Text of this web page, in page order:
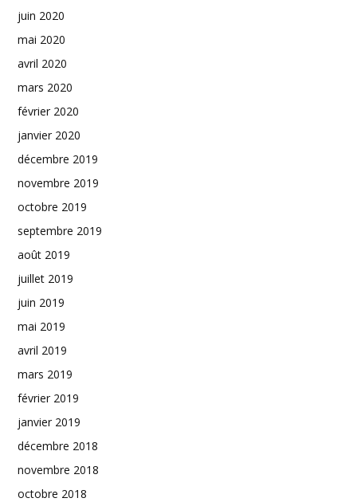
juin 2020
mai 2020
avril 2020
mars 2020
février 2020
janvier 2020
décembre 2019
novembre 2019
octobre 2019
septembre 2019
août 2019
juillet 2019
juin 2019
mai 2019
avril 2019
mars 2019
février 2019
janvier 2019
décembre 2018
novembre 2018
octobre 2018